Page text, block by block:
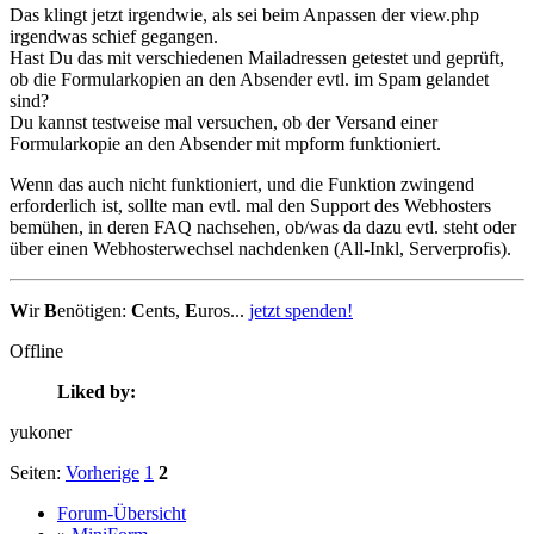
Das klingt jetzt irgendwie, als sei beim Anpassen der view.php
irgendwas schief gegangen.
Hast Du das mit verschiedenen Mailadressen getestet und geprüft,
ob die Formularkopien an den Absender evtl. im Spam gelandet
sind?
Du kannst testweise mal versuchen, ob der Versand einer
Formularkopie an den Absender mit mpform funktioniert.
Wenn das auch nicht funktioniert, und die Funktion zwingend
erforderlich ist, sollte man evtl. mal den Support des Webhosters
bemühen, in deren FAQ nachsehen, ob/was da dazu evtl. steht oder
über einen Webhosterwechsel nachdenken (All-Inkl, Serverprofis).
WirBenötigen: Cents, Euros... jetzt spenden!
Offline
Liked by:
yukoner
Seiten: Vorherige 1 2
Forum-Übersicht